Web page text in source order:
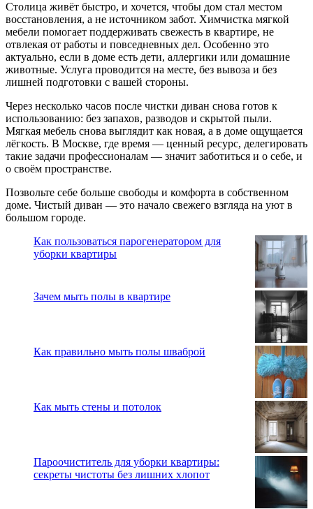
Столица живёт быстро, и хочется, чтобы дом стал местом
восстановления, а не источником забот. Химчистка мягкой
мебели помогает поддерживать свежесть в квартире, не
отвлекая от работы и повседневных дел. Особенно это
актуально, если в доме есть дети, аллергики или домашние
животные. Услуга проводится на месте, без вывоза и без
лишней подготовки с вашей стороны.
Через несколько часов после чистки диван снова готов к
использованию: без запахов, разводов и скрытой пыли.
Мягкая мебель снова выглядит как новая, а в доме ощущается
лёгкость. В Москве, где время — ценный ресурс, делегировать
такие задачи профессионалам — значит заботиться и о себе, и
о своём пространстве.
Позвольте себе больше свободы и комфорта в собственном
доме. Чистый диван — это начало свежего взгляда на уют в
большом городе.
Как пользоваться парогенератором для
уборки квартиры
Зачем мыть полы в квартире
Как правильно мыть полы шваброй
Как мыть стены и потолок
Пароочиститель для уборки квартиры:
секреты чистоты без лишних хлопот